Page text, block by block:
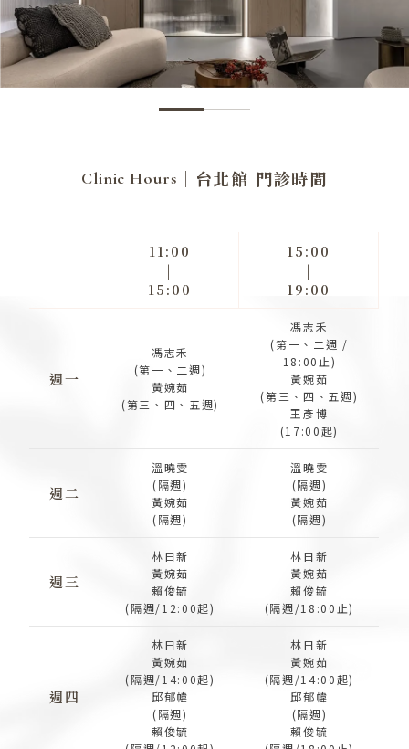
Clinic Hours ｜台北館 門診時間
11:00
|
15:00
15:00
|
19:00
週一
馮志禾
(第一、二週)
黃婉茹
(第三、四、五週)
馮志禾
(第一、二週 /
18:00止)
黃婉茹
(第三、四、五週)
王彥博
(17:00起)
週二
溫曉雯
(隔週)
黃婉茹
(隔週)
溫曉雯
(隔週)
黃婉茹
(隔週)
週三
林日新
黃婉茹
賴俊毓
(隔週/12:00起)
林日新
黃婉茹
賴俊毓
(隔週/18:00止)
週四
林日新
黃婉茹
(隔週/14:00起)
邱郁幃
(隔週)
賴俊毓
林日新
黃婉茹
(隔週/14:00起)
邱郁幃
(隔週)
賴俊毓